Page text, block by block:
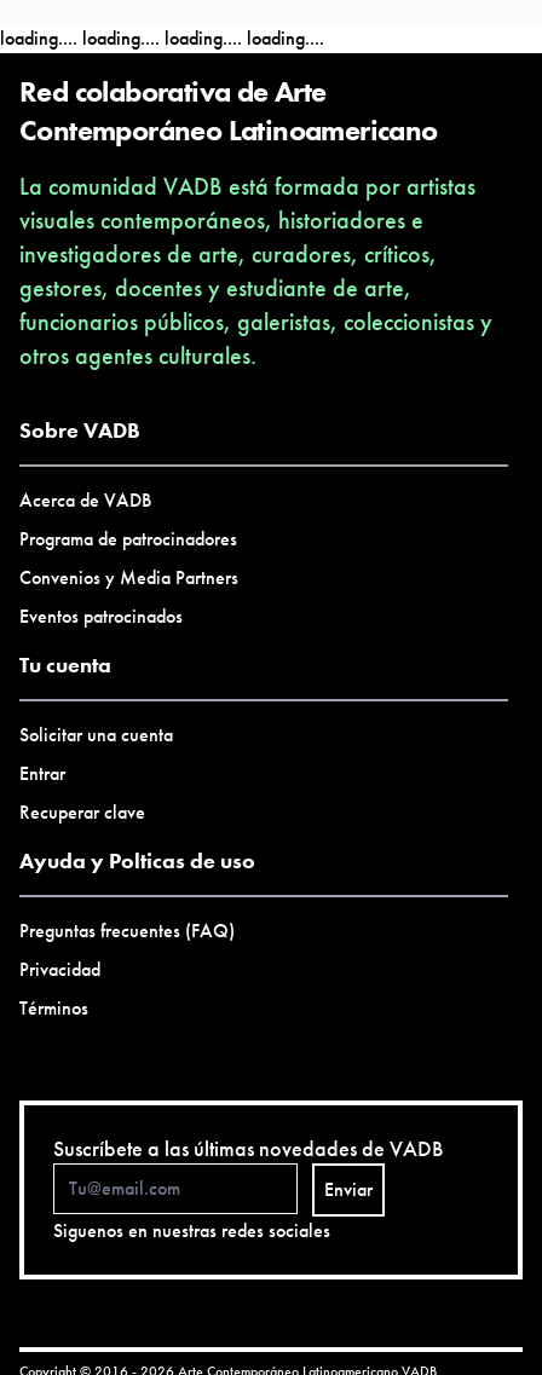
loading.... loading.... loading.... loading....
Red colaborativa de Arte
Contemporáneo Latinoamericano
La comunidad VADB está formada por artistas
visuales contemporáneos, historiadores e
investigadores de arte, curadores, críticos,
gestores, docentes y estudiante de arte,
funcionarios públicos, galeristas, coleccionistas y
otros agentes culturales.
Sobre VADB
Acerca de VADB
Programa de patrocinadores
Convenios y Media Partners
Eventos patrocinados
Tu cuenta
Solicitar una cuenta
Entrar
Recuperar clave
Ayuda y Polticas de uso
Preguntas frecuentes (FAQ)
Privacidad
Términos
Suscríbete a las últimas novedades de VADB
Enviar
Siguenos en nuestras redes sociales